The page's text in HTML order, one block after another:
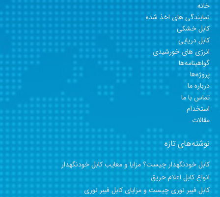
خانه
نمایندگی های اخذ شده
کابل خشکی
کابل دریایی
انرژی های خورشیدی
گواهینامه‎‎‎‎‎‎‎‎‎‎‎ها
پروژه‎‎‎‎‎‎‎‎‎‎‎‎‎ها
درباره ما
تماس با ما
استخدام
مقالات
نوشته‌های تازه
کابل خودنگهدار چیست؟ مزایا و معایب کابل خودنگهدار
انواع کابل اعلام حریق
کابل فیبر نوری چیست و مزایای کابل فیبر نوری